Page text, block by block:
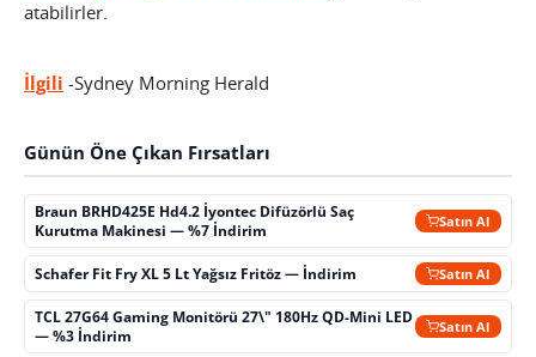
atabilirler.
İlgili -Sydney Morning Herald
Günün Öne Çıkan Fırsatları
Braun BRHD425E Hd4.2 İyontec Difüzörlü Saç
Kurutma Makinesi — %7 İndirim
Satın Al
Schafer Fit Fry XL 5 Lt Yağsız Fritöz — İndirim Satın Al
TCL 27G64 Gaming Monitörü 27\" 180Hz QD-Mini LED
— %3 İndirim
Satın Al